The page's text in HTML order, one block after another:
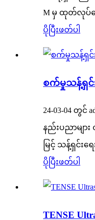
M မှ ထုတ်လုပ်သ
ပိုပြီးဖတ်ပါ
စက်မှုသန့်ရှင်
24-03-04 တွင်
နည်းပညာမျ
မြင့် သန့်ရှင်း
ပိုပြီးဖတ်ပါ
TENSE